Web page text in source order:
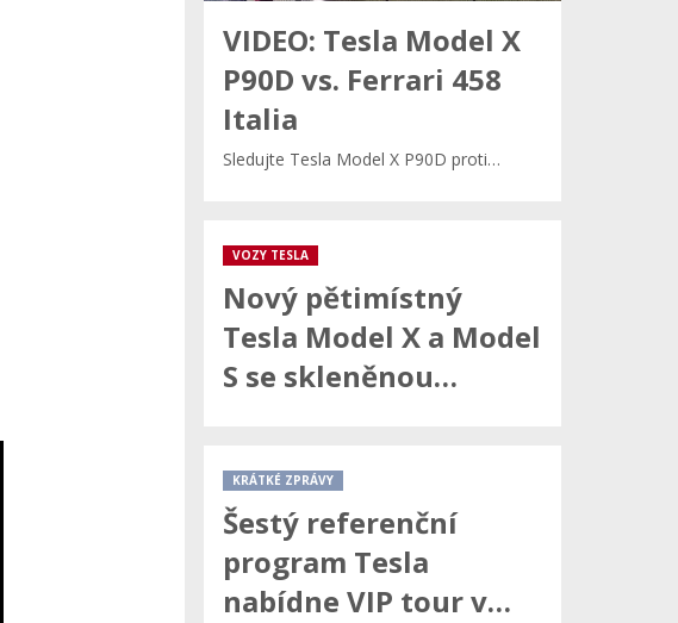
VIDEO: Tesla Model X
P90D vs. Ferrari 458
Italia
Sledujte Tesla Model X P90D proti…
Nový pětimístný
Tesla Model X a Model
S se skleněnou…
VOZY TESLA
Šestý referenční
program Tesla
nabídne VIP tour v…
KRÁTKÉ ZPRÁVY